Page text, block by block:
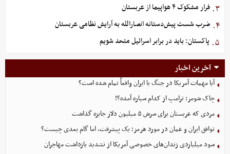
۳. فرار مشکوک ۴ هواپیما از عربستان
۴. ضرب شست پیش‌دستانه انصارالله به آرایش نظامی عربستان
۵. پاکستان: باید در برابر اسرائیل متحد شویم
آخرین اخبار
آیا مهمات آمریکا در جنگ با ایران واقعاً تمام شده است؟
چاک شومر: ترامپ از کدام سیاره آمده؟!
مردی که عربستان برای سرش ۵ میلیون دلار جایزه گذاشت
توافق ایران و عمان در مورد هرمز؛ یک پیشرفت، اما گام بعدی چیست؟
سود میلیاردی زندان‌های خصوصی آمریکا از تشدید بازداشت مهاجران